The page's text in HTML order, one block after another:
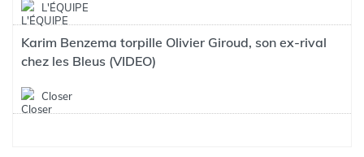
L'ÉQUIPE
Karim Benzema torpille Olivier Giroud, son ex-rival
chez les Bleus (VIDEO)
Closer